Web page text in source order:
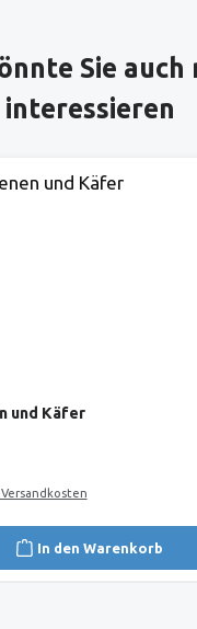
Sie auch
interessieren
und Käfer
In den Warenkorb